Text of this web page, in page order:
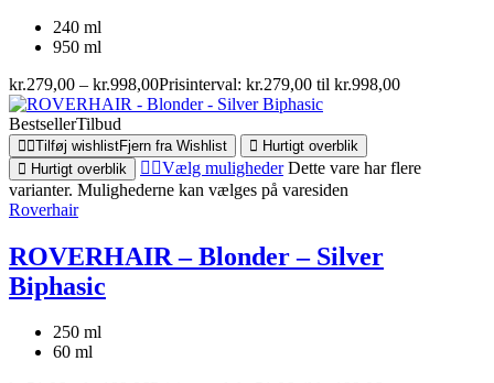
240 ml
950 ml
kr.279,00 – kr.998,00Prisinterval: kr.279,00 til kr.998,00
BestsellerTilbud
Tilføj wishlistFjern fra Wishlist
Hurtigt overblik
Hurtigt overblik
Vælg muligheder Dette vare har flere
varianter. Mulighederne kan vælges på varesiden
Roverhair
ROVERHAIR – Blonder – Silver
Biphasic
250 ml
60 ml